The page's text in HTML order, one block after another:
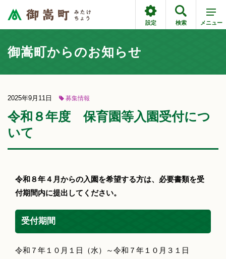
設定 検索 メニュー
御嵩町からのお知らせ
2025年9月11日 募集情報
令和８年度 保育園等入園受付につ
いて
令和８年４月からの入園を希望する方は、必要書類を受
付期間内に提出してください。
受付期間
令和７年１０月１日（水）～令和７年１０月３１日